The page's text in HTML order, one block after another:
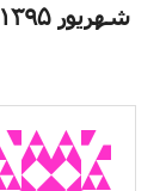
شهریور ۱۳۹۵